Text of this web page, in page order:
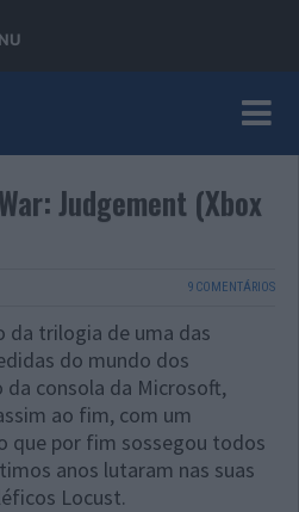
Judgement (Xbox
9 COMENTÁRIOS
da trilogia de uma das
do mundo dos
da consola da Microsoft,
ao fim, com um
que por fim sossegou todos
anos lutaram nas suas
Locust.